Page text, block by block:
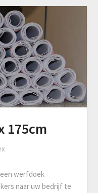
175cm
werfdoek
naar uw bedrijf te